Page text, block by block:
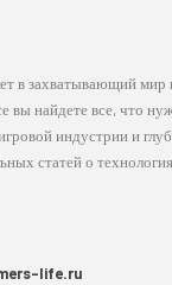
в захватывающий мир
вы найдете все, что
индустрии и
статей о
life.ru